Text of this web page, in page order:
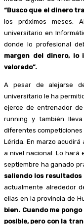
“Busco que el dinero
los próximos meses,
universitario en
donde lo profesional
margen del dinero,
valorado”.
A pesar de alejarse
universitario le ha
ejerce de entrenador
running y también
diferentes competiciones
Lérida. En marzo
a nivel nacional. Lo hará
septiembre ha ganado
saliendo los resultados
actualmente alrededor
ellas en la provincia de
bien. Cuando me
posible, pero con la